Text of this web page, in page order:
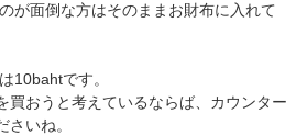
が面倒な方はそのままお財布に入れて
10bahtです。
買おうと考えているならば、カウンター
いね。